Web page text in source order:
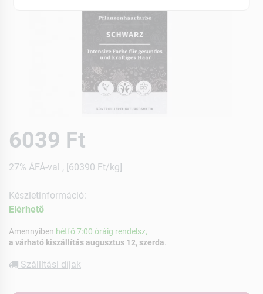
6039 Ft
27% ÁFÁ-val , [60390 Ft/kg]
Készletinformáció:
Elérhetõ
Amennyiben hétfő 7:00 óráig rendelsz,
a várható kiszállítás augusztus 12, szerda
Szállítási díjak